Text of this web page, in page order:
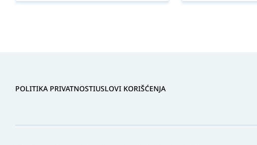
POLITIKA PRIVATNOSTIUSLOVI KORIŠĆENJA